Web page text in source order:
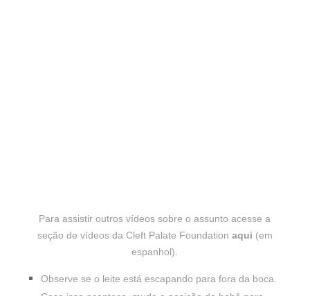
Para assistir outros vídeos sobre o assunto acesse a
seção de vídeos da Cleft Palate Foundation aqui (em
espanhol).
Observe se o leite está escapando para fora da boca.